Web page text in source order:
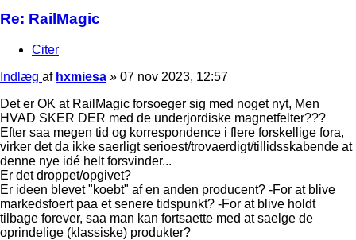
Re: RailMagic
Citer
Indlæg af hxmiesa » 07 nov 2023, 12:57
Det er OK at RailMagic forsoeger sig med noget nyt, Men
HVAD SKER DER med de underjordiske magnetfelter???
Efter saa megen tid og korrespondence i flere forskellige fora,
virker det da ikke saerligt serioest/trovaerdigt/tillidsskabende at
denne nye idé helt forsvinder...
Er det droppet/opgivet?
Er ideen blevet "koebt" af en anden producent? -For at blive
markedsfoert paa et senere tidspunkt? -For at blive holdt
tilbage forever, saa man kan fortsaette med at saelge de
oprindelige (klassiske) produkter?